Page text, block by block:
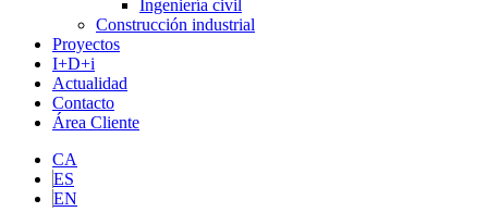
Ingeniería civil
Construcción industrial
Proyectos
I+D+i
Actualidad
Contacto
Área Cliente
CA
ES
EN